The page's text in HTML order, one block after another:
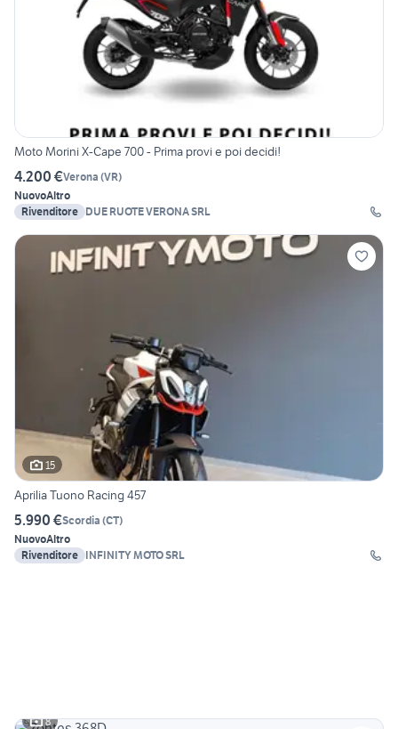
Moto Morini X-Cape 700 - Prima provi e poi decidi!
4.200 €Verona (VR)
NuovoAltro
Rivenditore DUE RUOTE VERONA SRL
15
Aprilia Tuono Racing 457
5.990 €Scordia (CT)
NuovoAltro
Rivenditore INFINITY MOTO SRL
8